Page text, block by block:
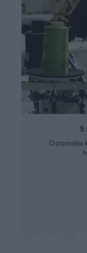
5
Ostamalla